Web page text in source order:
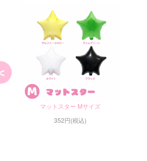
マットスター Mサイズ
352円(税込)